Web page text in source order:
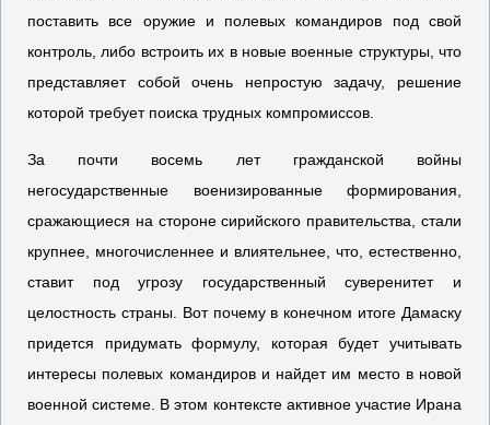
поставить все оружие и полевых командиров под свой
контроль, либо встроить их в новые военные структуры, что
представляет собой очень непростую задачу, решение
которой требует поиска трудных компромиссов.
За почти восемь лет гражданской войны
негосударственные военизированные формирования,
сражающиеся на стороне сирийского правительства, стали
крупнее, многочисленнее и влиятельнее, что, естественно,
ставит под угрозу государственный суверенитет и
целостность страны. Вот почему в конечном итоге Дамаску
придется придумать формулу, которая будет учитывать
интересы полевых командиров и найдет им место в новой
военной системе. В этом контексте активное участие Ирана